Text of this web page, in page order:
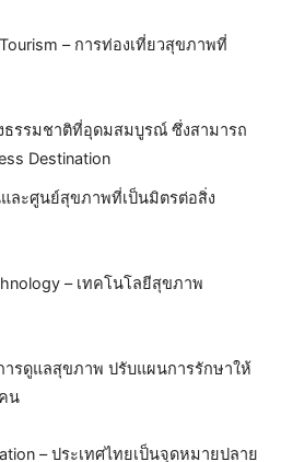
– การท่องเที่ยวสุขภาพที่
ธรรมชาติที่อุดมสมบูรณ์ ซึ่งสามารถ
Destination
ะศูนย์สุขภาพที่เป็นมิตรต่อสิ่ง
– เทคโนโลยีสุขภาพ
ารดูแลสุขภาพ ปรับแผนการรักษาให้
น
– ประเทศไทยเป็นจุดหมายปลาย